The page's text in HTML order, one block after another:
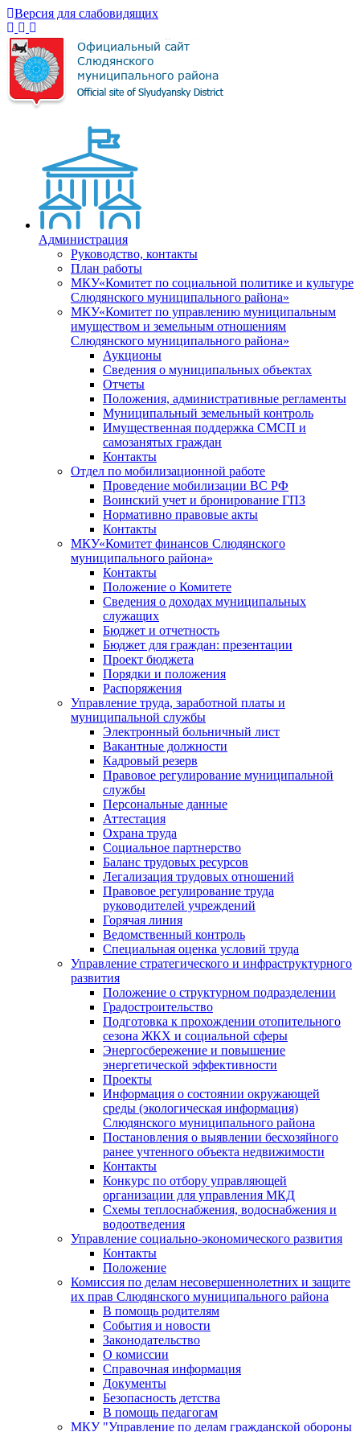
Версия для слабовидящих
Администрация
Руководство, контакты
План работы
МКУ«Комитет по социальной политике и культуре
Слюдянского муниципального района»
МКУ«Комитет по управлению муниципальным
имуществом и земельным отношениям
Слюдянского муниципального района»
Аукционы
Сведения о муниципальных объектах
Отчеты
Положения, административные регламенты
Муниципальный земельный контроль
Имущественная поддержка СМСП и
самозанятых граждан
Контакты
Отдел по мобилизационной работе
Проведение мобилизации ВС РФ
Воинский учет и бронирование ГПЗ
Нормативно правовые акты
Контакты
МКУ«Комитет финансов Слюдянского
муниципального района»
Контакты
Положение о Комитете
Сведения о доходах муниципальных
служащих
Бюджет и отчетность
Бюджет для граждан: презентации
Проект бюджета
Порядки и положения
Распоряжения
Управление труда, заработной платы и
муниципальной службы
Электронный больничный лист
Вакантные должности
Кадровый резерв
Правовое регулирование муниципальной
службы
Персональные данные
Аттестация
Охрана труда
Социальное партнерство
Баланс трудовых ресурсов
Легализация трудовых отношений
Правовое регулирование труда
руководителей учреждений
Горячая линия
Ведомственный контроль
Специальная оценка условий труда
Управление стратегического и инфраструктурного
развития
Положение о структурном подразделении
Градостроительство
Подготовка к прохождении отопительного
сезона ЖКХ и социальной сферы
Энергосбережение и повышение
энергетической эффективности
Проекты
Информация о состоянии окружающей
среды (экологическая информация)
Слюдянского муниципального района
Постановления о выявлении бесхозяйного
ранее учтенного объекта недвижимости
Контакты
Конкурс по отбору управляющей
организации для управления МКД
Схемы теплоснабжения, водоснабжения и
водоотведения
Управление социально-экономического развития
Контакты
Положение
Комиссия по делам несовершеннолетних и защите
их прав Слюдянского муниципального района
В помощь родителям
События и новости
Законодательство
О комиссии
Справочная информация
Документы
Безопасность детства
В помощь педагогам
МКУ "Управление по делам гражданской обороны